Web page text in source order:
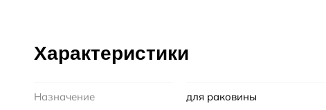
Характеристики
Назначение для раковины